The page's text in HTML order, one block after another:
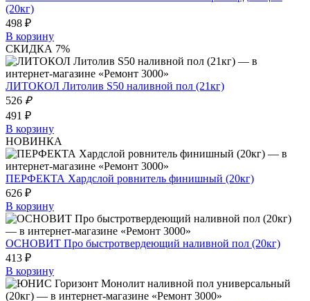
(20кг)
498 ₽
В корзину
СКИДКА 7%
ЛИТОКОЛ Литолив S50 наливной пол (21кг)
526 ₽
491 ₽
В корзину
НОВИНКА
ПЕРФЕКТА Хардслой ровнитель финишный (20кг)
626 ₽
В корзину
ОСНОВИТ Про быстротвердеющий наливной пол (20кг)
413 ₽
В корзину